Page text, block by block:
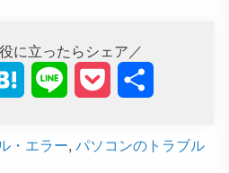
に立ったらシェア／
t
n
c
・エラー, パソコンのトラブル